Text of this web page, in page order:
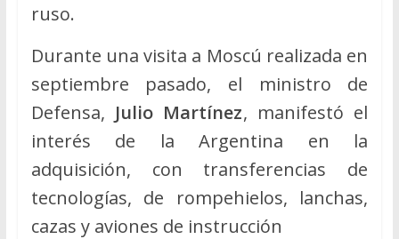
ruso.
Durante una visita a Moscú realizada en
septiembre pasado, el ministro de
Defensa, Julio Martínez, manifestó el
interés de la Argentina en la
adquisición, con transferencias de
tecnologías, de rompehielos, lanchas,
cazas y aviones de instrucción